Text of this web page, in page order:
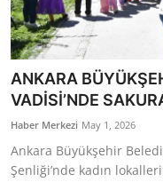
ANKARA
VADİSİ’NDE
Haber Merkezi May 1, 2026
Ankara Büyükşehir
Şenliği’nde kadın